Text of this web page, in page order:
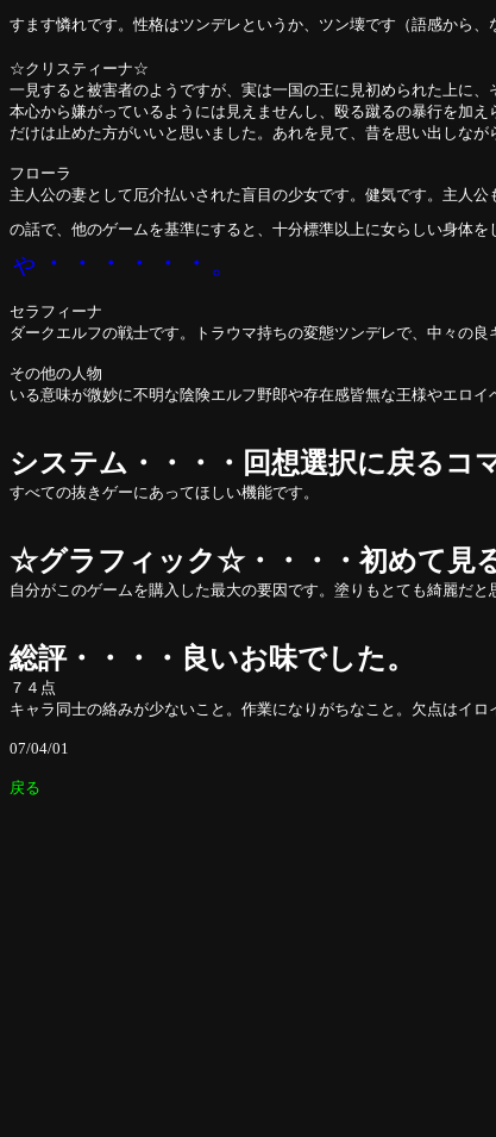
すます憐れです。性格はツンデレというか、ツン壊です（語感から
☆クリスティーナ☆
一見すると被害者のようですが、実は一国の王に見初められた上に
本心から嫌がっているようには見えませんし、殴る蹴るの暴行を加
だけは止めた方がいいと思いました。あれを見て、昔を思い出しなが
フローラ
主人公の妻として厄介払いされた盲目の少女です。健気です。主人
の話で、他のゲームを基準にすると、十分標準以上に女らしい身体を
ゃ・・・・・・。
セラフィーナ
ダークエルフの戦士です。トラウマ持ちの変態ツンデレで、中々の
その他の人物
いる意味が微妙に不明な陰険エルフ野郎や存在感皆無な王様やエロ
システム・・・・回想選択に戻るコ
すべての抜きゲーにあってほしい機能です。
☆グラフィック☆・・・・初めて見
自分がこのゲームを購入した最大の要因です。塗りもとても綺麗だ
総評・・・・良いお味でした。
７４点
キャラ同士の絡みが少ないこと。作業になりがちなこと。欠点はイ
07/04/01
戻る